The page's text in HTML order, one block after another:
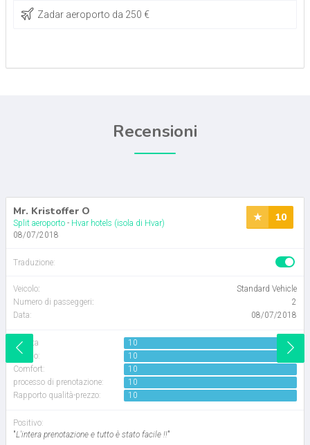
Zadar aeroporto da 250 €
Recensioni
Mr. Kristoffer O
Split aeroporto - Hvar hotels (isola di Hvar)
08/07/2018
Traduzione:
Veicolo:
Standard Vehicle
Numero di passeggeri:
2
Data:
08/07/2018
Autista
10
Veicolo:
10
Comfort:
10
processo di prenotazione:
10
Rapporto qualità-prezzo:
10
Positivo:
"L'intera prenotazione e tutto è stato facile !!"
10